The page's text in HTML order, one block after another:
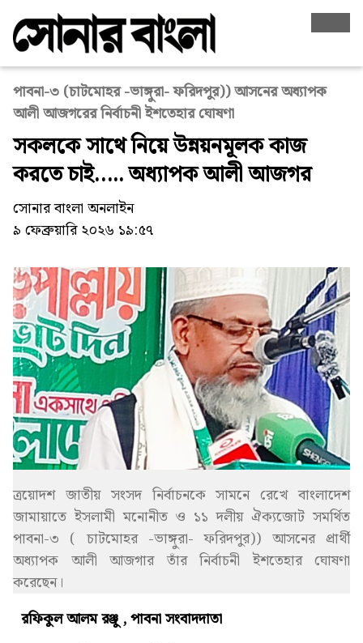
পাবনা-৩ (চাটমোহর -ভাঙ্গুরা- ফরিদপুর)) আসনের অধ্যাপক
আলী আজগরের নির্বাচনী ইশতেহার ঘোষণা
সকলকে সাথে নিয়ে উন্নয়নমূলক কাজ
করতে চাই….. অধ্যাপক আলী আজগর
সোনার বাংলা অনলাইন
৯ ফেব্রুয়ারি ২০২৬ ১৯:৫৭
ত্রয়োদশ জাতীয় সংসদ নির্বাচনকে সামনে রেখে বাংলাদেশ
জামায়াতে ইসলামী মনোনীত ও ১১ দলীয় ঐক্যজোট সমর্থিত
পাবনা-৩ ( চাটমোহর -ভাঙ্গুরা- ফরিদপুর)) আসনের প্রার্থী
অধ্যাপক আলী আজগার তাঁর নির্বাচনী ইশতেহার ঘোষণা
করেছেন।
রফিকুল আলম রঞ্জু , পাবনা সংবাদদাতা